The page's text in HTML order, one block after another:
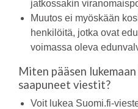
jatkossakin
Muutos ei myöskään
henkilöitä, jotka ovat
voimassa oleva
Miten pääsen
saapuneet viestit?
Voit lukea Suomi.fi-